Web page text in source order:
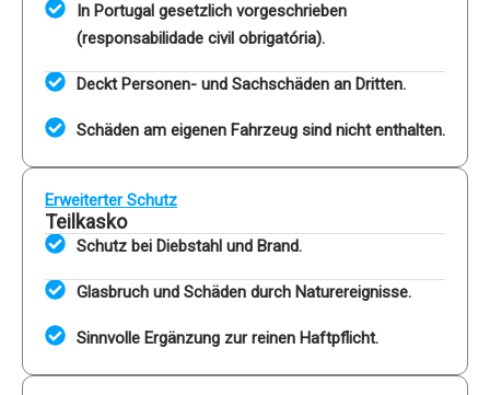
In Portugal gesetzlich vorgeschrieben
(responsabilidade civil obrigatória).
Deckt Personen- und Sachschäden an Dritten.
Schäden am eigenen Fahrzeug sind nicht enthalten.
Erweiterter Schutz
Teilkasko
Schutz bei Diebstahl und Brand.
Glasbruch und Schäden durch Naturereignisse.
Sinnvolle Ergänzung zur reinen Haftpflicht.